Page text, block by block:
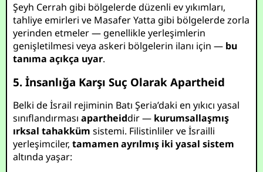
Şeyh Cerrah gibi bölgelerde düzenli ev yıkımları,
tahliye emirleri ve Masafer Yatta gibi bölgelerde zorla
yerinden etmeler — genellikle yerleşimlerin
genişletilmesi veya askeri bölgelerin ilanı için — bu
tanıma açıkça uyar.
5. İnsanlığa Karşı Suç Olarak Apartheid
Belki de İsrail rejiminin Batı Şeria’daki en yıkıcı yasal
sınıflandırmasıapartheiddir — kurumsallaşmış
ırksal tahakküm sistemi. Filistinliler ve İsrailli
yerleşimciler,tamamen ayrılmış iki yasal sistem
altında yaşar: